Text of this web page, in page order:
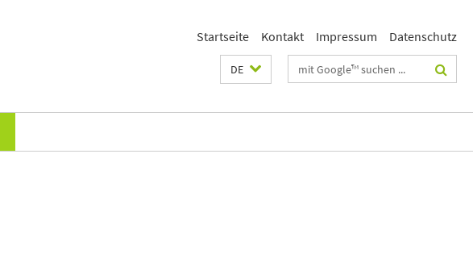
Startseite Kontakt Impressum Datenschutz
DE Suchbegriffe